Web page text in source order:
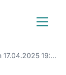
Anmeldung zu Veranstaltungen 17.04.2025 19:42:55